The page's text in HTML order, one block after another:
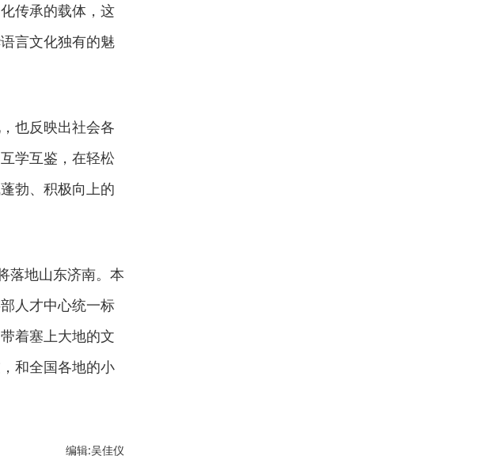
传承的载体，这
言文化独有的魅
也反映出社会各
学互鉴，在轻松
勃、积极向上的
落地山东济南。本
人才中心统一标
着塞上大地的文
和全国各地的小
编辑:吴佳仪